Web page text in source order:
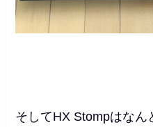
そしてHX Stompはな